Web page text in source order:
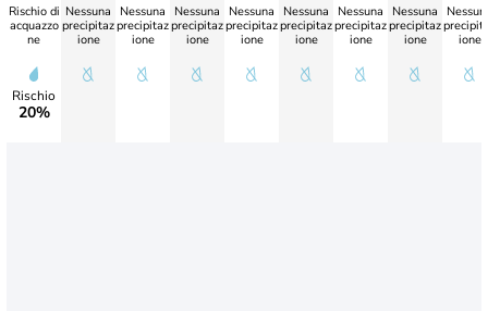
Rischio di
acquazzo
ne
Rischio
20%
Nessuna
precipitaz
ione
Nessuna
precipitaz
ione
Nessuna
precipitaz
ione
Nessuna
precipitaz
ione
Nessuna
precipitaz
ione
Nessuna
precipitaz
ione
Nessuna
precipitaz
ione
ione